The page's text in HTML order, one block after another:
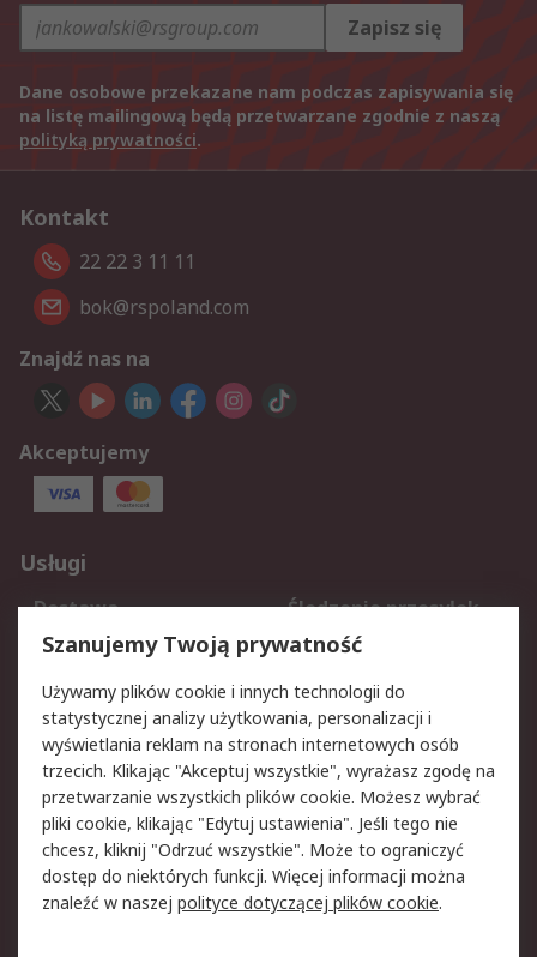
Zapisz się
Dane osobowe przekazane nam podczas zapisywania się
na listę mailingową będą przetwarzane zgodnie z naszą
polityką prywatności.
Kontakt
22 22 3 11 11
bok@rspoland.com
Znajdź nas na
Akceptujemy
Usługi
Dostawa
Śledzenie przesyłek
Reklamacje i zwroty
Rejestracja
Aspekty prawne
Bezpieczeństwo e-
maila
Polityka dotycząca
plików cookie
Polityka prywatności
Użytkowanie witryny
Zastrzeżenia prawne
Warunki Sprzedaży
Szanujemy Twoją prywatność
Używamy plików cookie i innych technologii do
statystycznej analizy użytkowania, personalizacji i
wyświetlania reklam na stronach internetowych osób
trzecich. Klikając "Akceptuj wszystkie", wyrażasz zgodę na
przetwarzanie wszystkich plików cookie. Możesz wybrać
pliki cookie, klikając "Edytuj ustawienia". Jeśli tego nie
chcesz, kliknij "Odrzuć wszystkie". Może to ograniczyć
dostęp do niektórych funkcji. Więcej informacji można
znaleźć w naszej polityce dotyczącej plików cookie.